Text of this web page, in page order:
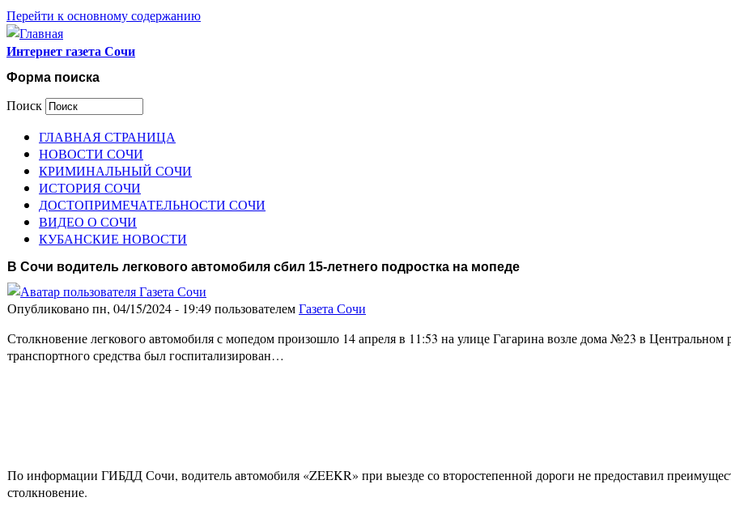
Перейти к основному содержанию
Интернет газета Сочи
Форма поиска
Поиск
ГЛАВНАЯ СТРАНИЦА
НОВОСТИ СОЧИ
КРИМИНАЛЬНЫЙ СОЧИ
ИСТОРИЯ СОЧИ
ДОСТОПРИМЕЧАТЕЛЬНОСТИ СОЧИ
ВИДЕО О СОЧИ
КУБАНСКИЕ НОВОСТИ
В Сочи водитель легкового автомобиля сбил 15-летнего подростка на мопеде
Опубликовано пн, 04/15/2024 - 19:49 пользователемГазета Сочи
Столкновение легкового автомобиля с мопедом произошло 14 апреля в 11:53 на улице Гагарина возле дома №23 в
транспортного средства был госпитализирован…
По информации ГИБДД Сочи, водитель автомобиля «ZEEKR» при выезде со второстепенной дороги не предоставил
столкновение.